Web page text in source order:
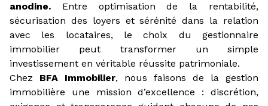
CONCIERGERIE
CHASSEUR
D'APPARTEMENT
anodine. Entre optimisation de la rentabilité,
sécurisation des loyers et sérénité dans la relation
avec les locataires, le choix du gestionnaire
immobilier peut transformer un simple
investissement en véritable réussite patrimoniale.
Chez BFA Immobilier, nous faisons de la gestion
immobilière une mission d’excellence : discrétion,